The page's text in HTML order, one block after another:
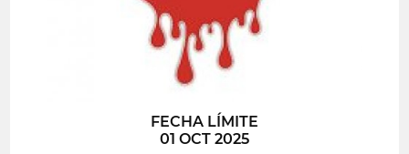
FECHA LÍMITE
01 OCT 2025